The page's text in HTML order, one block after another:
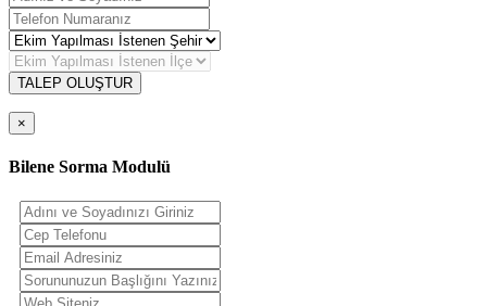
TALEP OLUŞTUR
×
Bilene Sorma Modulü